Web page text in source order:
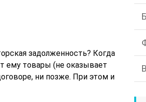
задолженность? Когда
ему товары (не оказывает
ни позже. При этом и